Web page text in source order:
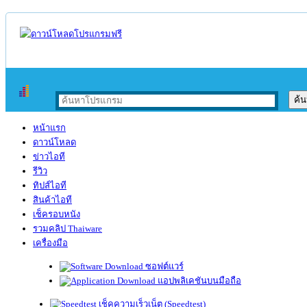
หน้าแรก
ดาวน์โหลด
ข่าวไอที
รีวิว
ทิปส์ไอที
สินค้าไอที
เช็ครอบหนัง
รวมคลิป Thaiware
เครื่องมือ
ซอฟต์แวร์
แอปพลิเคชันบนมือถือ
เช็คความเร็วเน็ต (Speedtest)